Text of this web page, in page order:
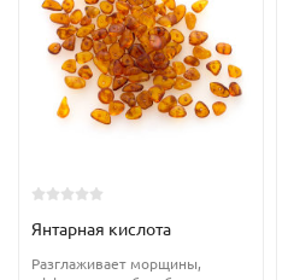
Янтарная кислота
Разглаживает морщины,